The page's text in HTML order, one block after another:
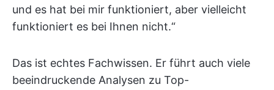
und es hat bei mir funktioniert, aber vielleicht
funktioniert es bei Ihnen nicht.“
Das ist echtes Fachwissen. Er führt auch viele
beeindruckende Analysen zu Top-